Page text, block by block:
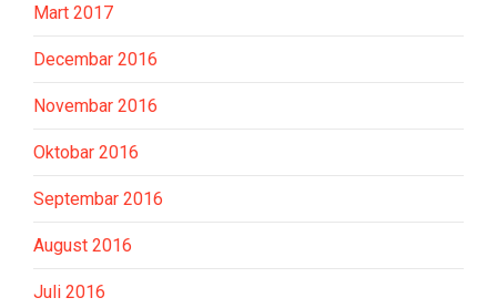
Mart 2017
Decembar 2016
Novembar 2016
Oktobar 2016
Septembar 2016
August 2016
Juli 2016